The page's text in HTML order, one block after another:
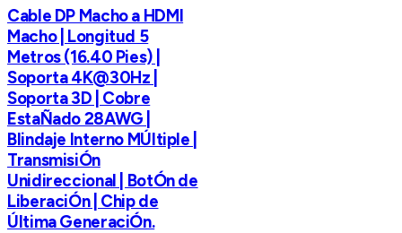
Cable DP Macho a HDMI
Macho | Longitud 5
Metros (16.40 Pies) |
Soporta 4K@30Hz |
Soporta 3D | Cobre
EstaÑado 28AWG |
Blindaje Interno MÚltiple |
TransmisiÓn
Unidireccional | BotÓn de
LiberaciÓn | Chip de
Última GeneraciÓn.